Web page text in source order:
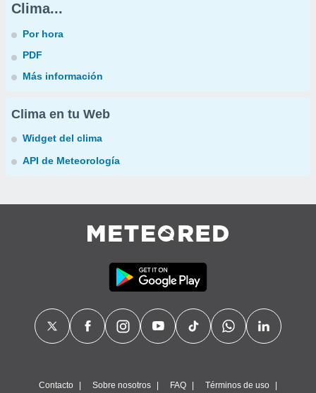
Clima...
Por hora
PDF
Más información
Clima en tu Web
Widget del clima
API de Meteorología
Contacto Sobre nosotros FAQ Términos de uso